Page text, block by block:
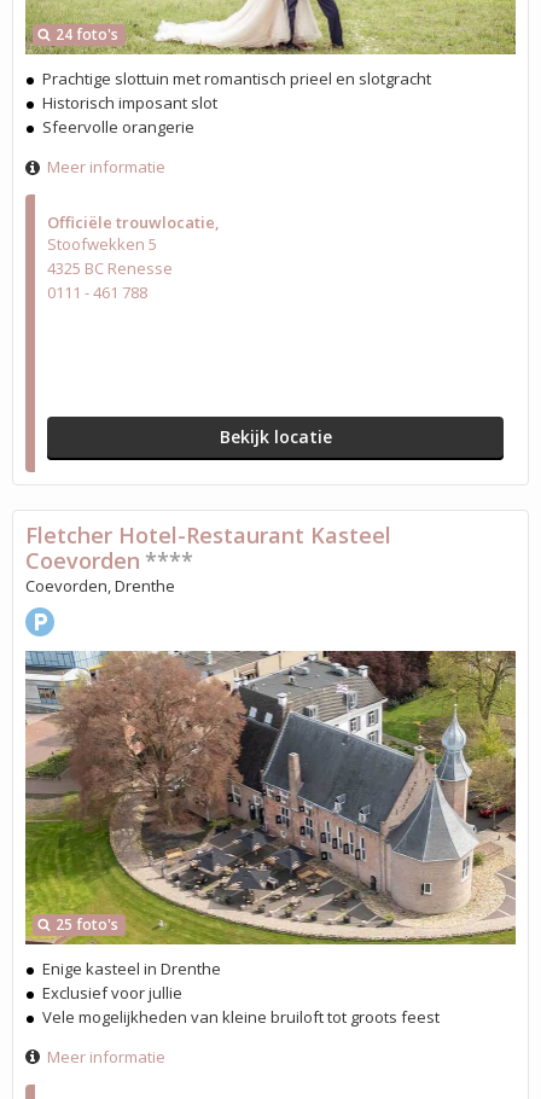
Officiële trouwlocatie
Stoofwekken 5
4325 BC Renesse
0111 - 461 788
Bekijk locatie
24 foto's
Prachtige slottuin met romantisch prieel en slotgracht
Historisch imposant slot
Sfeervolle orangerie
Meer informatie
25 foto's
Fletcher Hotel-Restaurant Kasteel
Coevorden ****
Coevorden, Drenthe
Enige kasteel in Drenthe
Exclusief voor jullie
Vele mogelijkheden van kleine bruiloft tot groots feest
Meer informatie